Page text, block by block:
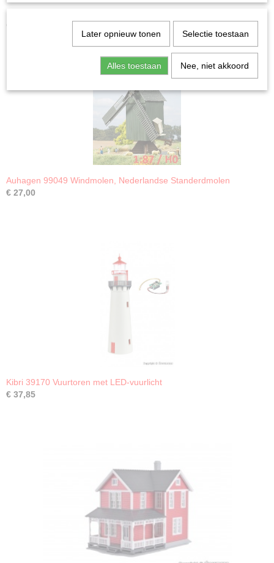
Ook interessant
Auhagen 99049 Windmolen, Nederlandse Standerdmolen
€ 27,00
Kibri 39170 Vuurtoren met LED-vuurlicht
€ 37,85
Later opnieuw tonen Selectie toestaan
Alles toestaan Nee, niet akkoord